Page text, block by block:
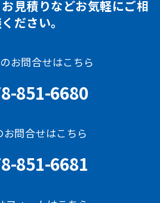
見積りなどお気軽にご相
ださい。
お問合せはこちら
851-6680
お問合せはこちら
851-6681